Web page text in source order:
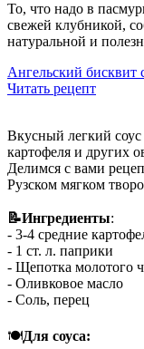
То, что надо в
свежей клубникой,
натуральной и
Ангельский бисквит
Читать рецепт
Вкусный легкий
картофеля и других
Делимся с вами
Рузском мягком
📝Ингредиенты:
- 3-4 средние
- 1 ст. л. паприки
- Щепотка молотого
- Оливковое масло
- Соль, перец
🍽Для соуса: